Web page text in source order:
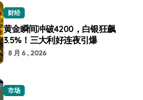
财经
黄金瞬间冲破4200，白银狂飙
3.5%！三大利好连夜引爆
8 月 6 , 2026
市场